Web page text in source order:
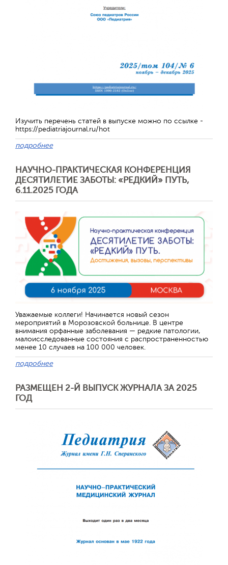
Изучить перечень статей в выпуске можно по ссылке -
https://pediatriajournal.ru/hot
подробнее
НАУЧНО-ПРАКТИЧЕСКАЯ КОНФЕРЕНЦИЯ
ДЕСЯТИЛЕТИЕ ЗАБОТЫ: «РЕДКИЙ» ПУТЬ,
6.11.2025 ГОДА
Уважаемые коллеги! Начинается новый сезон
мероприятий в Морозовской больнице. В центре
внимания орфанные заболевания — редкие патологии,
малоисследованные состояния с распространенностью
менее 10 случаев на 100 000 человек.
подробнее
РАЗМЕЩЕН 2-Й ВЫПУСК ЖУРНАЛА ЗА 2025
ГОД
Отправить